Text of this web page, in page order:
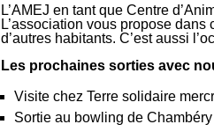
L’AMEJ en tant que Centre
L’association vous propose
d’autres habitants. C’est aussi
Les prochaines sorties avec
Visite chez Terre solidaire
Sortie au bowling de